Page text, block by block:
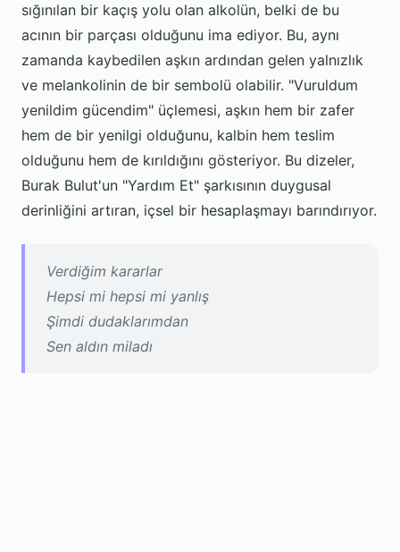
sığınılan bir kaçış yolu olan alkolün, belki de bu
acının bir parçası olduğunu ima ediyor. Bu, aynı
zamanda kaybedilen aşkın ardından gelen yalnızlık
ve melankolinin de bir sembolü olabilir. "Vuruldum
yenildim gücendim" üçlemesi, aşkın hem bir zafer
hem de bir yenilgi olduğunu, kalbin hem teslim
olduğunu hem de kırıldığını gösteriyor. Bu dizeler,
Burak Bulut'un "Yardım Et" şarkısının duygusal
derinliğini artıran, içsel bir hesaplaşmayı barındırıyor.
Verdiğim kararlar
Hepsi mi hepsi mi yanlış
Şimdi dudaklarımdan
Sen aldın miladı